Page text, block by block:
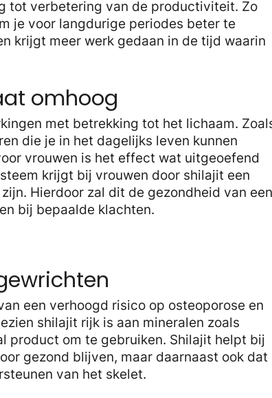
tot verbetering van de productiviteit. Zo
je voor langdurige periodes beter te
krijgt meer werk gedaan in de tijd waarin
omhoog
met betrekking tot het lichaam.
die je in het dagelijks leven kunnen
vrouwen is het effect wat uitgeoefend
krijgt bij vrouwen door shilajit een
Hierdoor zal dit de gezondheid van een
bij bepaalde klachten.
een verhoogd risico op osteoporose en
shilajit rijk is aan mineralen zoals
product om te gebruiken. Shilajit helpt bij
gezond blijven, maar daarnaast ook dat
van het skelet.